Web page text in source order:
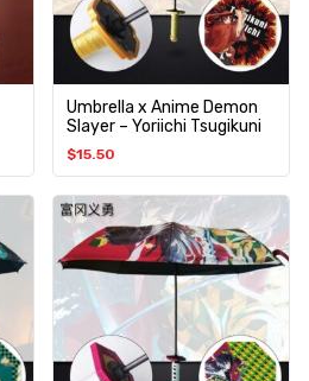
Umbrella x Anime Demon
Slayer – Yoriichi Tsugikuni
$15.50